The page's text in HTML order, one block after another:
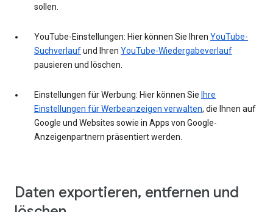
sollen.
YouTube-Einstellungen: Hier können Sie Ihren YouTube-
Suchverlaufund Ihren YouTube-Wiedergabeverlauf
pausieren und löschen.
Einstellungen für Werbung: Hier können Sie Ihre
Einstellungen für Werbeanzeigen verwalten, die Ihnen auf
Google und Websites sowie in Apps von Google-
Anzeigenpartnern präsentiert werden.
Daten exportieren, entfernen und